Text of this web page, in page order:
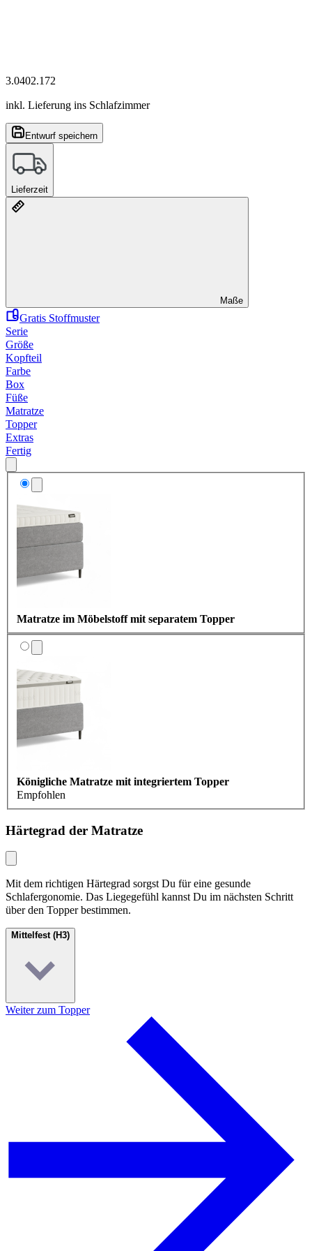
3.0402.172
inkl. Lieferung ins Schlafzimmer
Entwurf speichern
Lieferzeit
Maße
Gratis Stoffmuster
Serie
Größe
Kopfteil
Farbe
Box
Füße
Matratze
Topper
Extras
Fertig
Matratze im Möbelstoff mit separatem Topper
Königliche Matratze mit integriertem Topper
Empfohlen
Härtegrad der Matratze
Mit dem richtigen Härtegrad sorgst Du für eine gesunde
Schlafergonomie. Das Liegegefühl kannst Du im nächsten Schritt
über den Topper bestimmen.
Mittelfest (H3)
Weiter zum Topper